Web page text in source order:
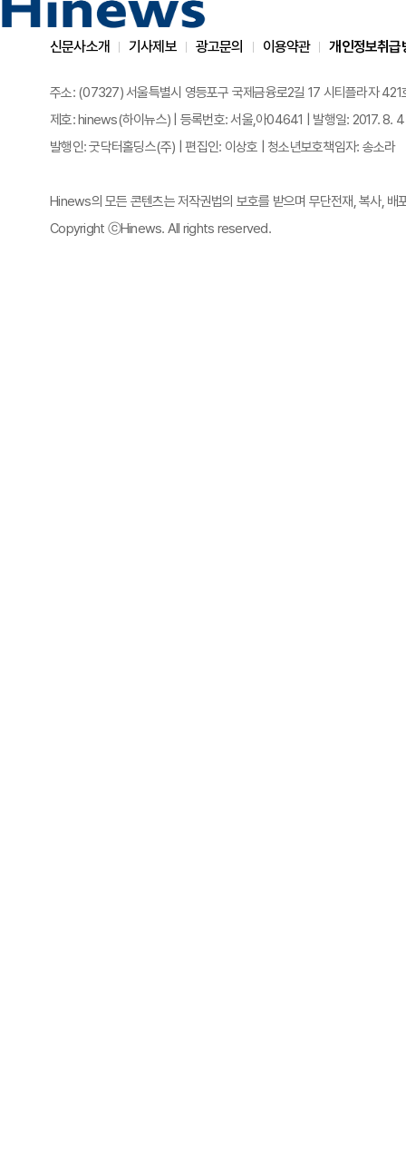
신문사소개 기사제보 광고문의 이용약관 개인정보취급
주소: (07327) 서울특별시 영등포구 국제금융로2길 17 시티플라자
제호: hinews(하이뉴스) | 등록번호: 서울,아04641 | 발행일: 2017. 8. 4
발행인: 굿닥터홀딩스(주) | 편집인: 이상호 | 청소년보호책임자: 송소라
Hinews의 모든 콘텐츠는 저작권법의 보호를 받으며 무단전재, 복사, 배
Copyright ⓒHinews. All rights reserved.